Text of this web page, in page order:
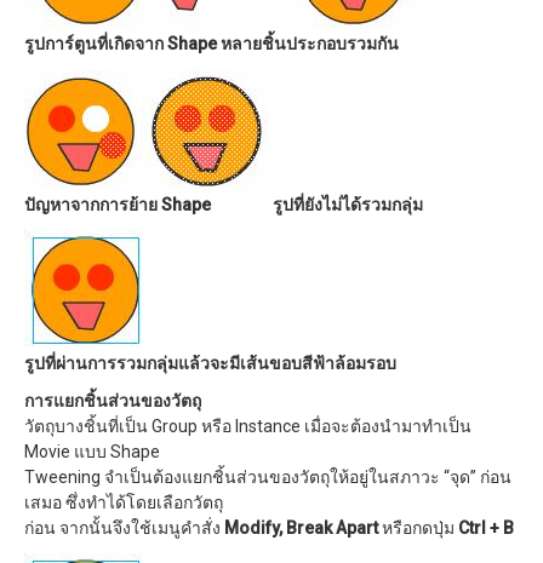
รูปการ์ตูนที่เกิดจาก Shape หลายชิ้นประกอบรวมกัน
ปัญหาจากการย้าย Shape รูปที่ยังไม่ได้รวมกลุ่ม
รูปที่ผ่านการรวมกลุ่มแล้วจะมีเส้นขอบสีฟ้าล้อมรอบ
การแยกชิ้นส่วนของวัตถุ
วัตถุบางชิ้นที่เป็น Group หรือ Instance เมื่อจะต้องนำมาทำเป็น
Movie แบบ Shape
Tweening จำเป็นต้องแยกชิ้นส่วนของวัตถุให้อยู่ในสภาวะ “จุด” ก่อน
เสมอ ซึ่งทำได้โดยเลือกวัตถุ
ก่อน จากนั้นจึงใช้เมนูคำสั่ง Modify, Break Apartหรือกดปุ่ม Ctrl + B